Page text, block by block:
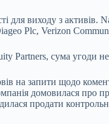
для виходу з активів.
Plc, Verizon
Partners, сума угоди
на запити щодо
домовилася про
продати